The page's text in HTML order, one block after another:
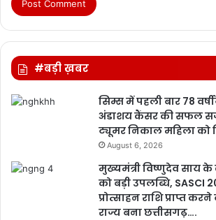
#बड़ी ख़बर
सिम्स में पहली बार 78
अंडाशय कैंसर की सफल
ट्यूमर निकाल महिला को
August 6, 2026
मुख्यमंत्री विष्णुदेव साय
को बड़ी उपलब्धि, SASCI
प्रोत्साहन राशि प्राप्त
राज्य बना छत्तीसगढ़….